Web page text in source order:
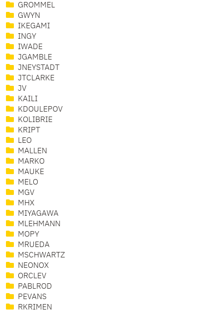
GROMMEL
GWYN
IKEGAMI
INGY
IWADE
JGAMBLE
JNEYSTADT
JTCLARKE
JV
KAILI
KDOULEPOV
KOLIBRIE
KRIPT
LEO
MALLEN
MARKO
MAUKE
MELO
MGV
MHX
MIYAGAWA
MLEHMANN
MOPY
MRUEDA
MSCHWARTZ
NEONOX
ORCLEV
PABLROD
PEVANS
RKRIMEN